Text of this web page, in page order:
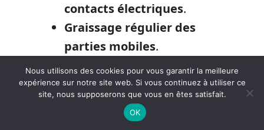
contacts électriques.
Graissage régulier des
parties mobiles.
Bref, prendre soin de votre casse auto
montpellier d’origine permet de
Nous utilisons des cookies pour vous garantir la meilleure
expérience sur notre site web. Si vous continuez à utiliser ce
site, nous supposerons que vous en êtes satisfait.
OK